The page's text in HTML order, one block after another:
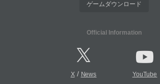
ゲームダウンロード
Official Information
X/ News YouTube